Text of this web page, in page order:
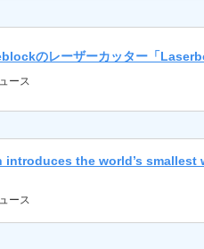
のレーザーカッター「
ース
introduces the world’s
ース